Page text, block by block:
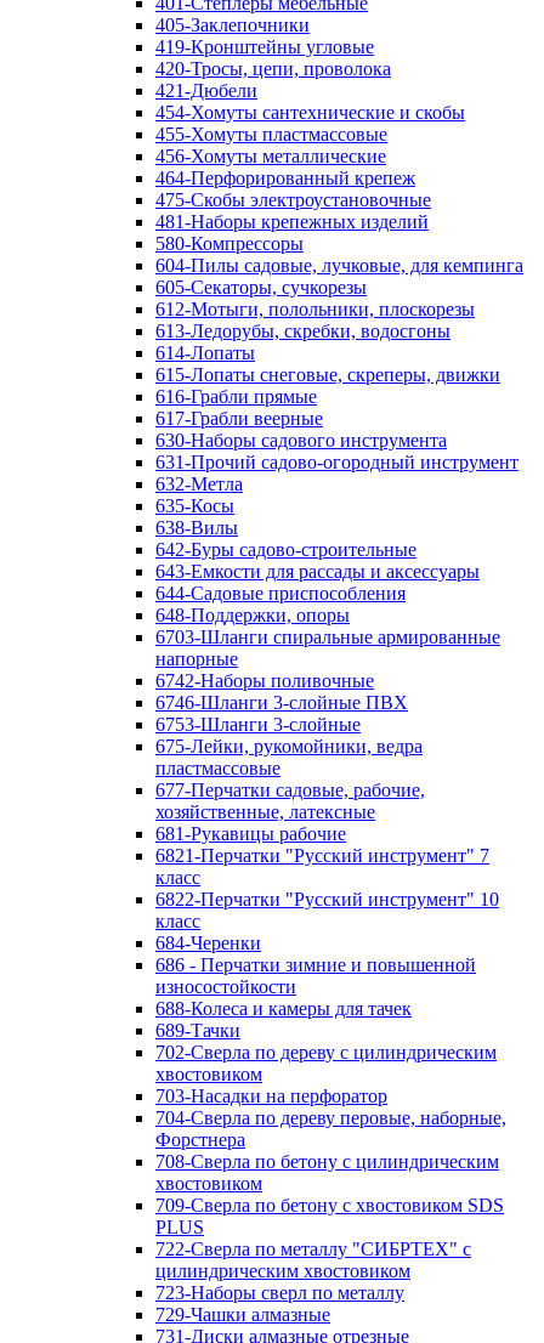
405-Заклепочники
419-Кронштейны угловые
420-Тросы, цепи, проволока
421-Дюбели
454-Хомуты сантехнические и скобы
455-Хомуты пластмассовые
456-Хомуты металлические
464-Перфорированный крепеж
475-Скобы электроустановочные
481-Наборы крепежных изделий
580-Компрессоры
604-Пилы садовые, лучковые, для кемпинга
605-Секаторы, сучкорезы
612-Мотыги, полольники, плоскорезы
613-Ледорубы, скребки, водосгоны
614-Лопаты
615-Лопаты снеговые, скреперы, движки
616-Грабли прямые
617-Грабли веерные
630-Наборы садового инструмента
631-Прочий садово-огородный инструмент
632-Метла
635-Косы
638-Вилы
642-Буры садово-строительные
643-Емкости для рассады и аксессуары
644-Садовые приспособления
648-Поддержки, опоры
6703-Шланги спиральные армированные
напорные
6742-Наборы поливочные
6746-Шланги 3-слойные ПВХ
6753-Шланги 3-слойные
675-Лейки, рукомойники, ведра
пластмассовые
677-Перчатки садовые, рабочие,
хозяйственные, латексные
681-Рукавицы рабочие
6821-Перчатки "Русский инструмент" 7
класс
6822-Перчатки "Русский инструмент" 10
класс
684-Черенки
686 - Перчатки зимние и повышенной
износостойкости
688-Колеса и камеры для тачек
689-Тачки
702-Сверла по дереву с цилиндрическим
хвостовиком
703-Насадки на перфоратор
704-Сверла по дереву перовые, наборные,
Форстнера
708-Сверла по бетону с цилиндрическим
хвостовиком
709-Сверла по бетону с хвостовиком SDS
PLUS
722-Сверла по металлу "СИБРТЕХ" с
цилиндрическим хвостовиком
723-Наборы сверл по металлу
729-Чашки алмазные
731-Диски алмазные отрезные